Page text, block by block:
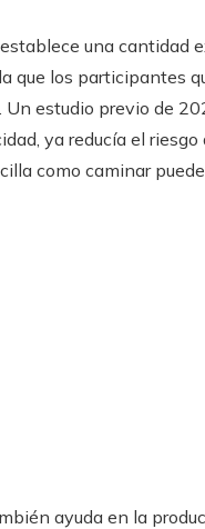
una cantidad
que los participantes
estudio previo de
ya reducía el
como caminar
ayuda en la